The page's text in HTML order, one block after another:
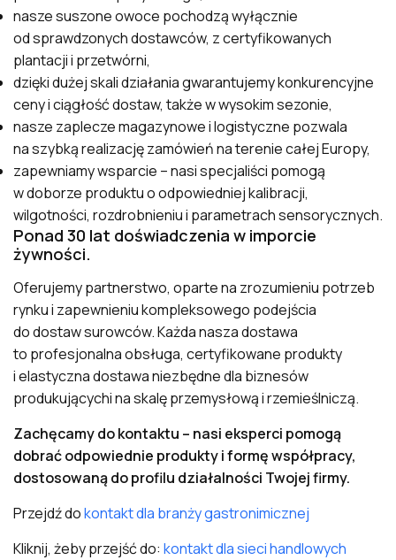
nasze suszone owoce pochodzą wyłącznie
od sprawdzonych dostawców, z certyfikowanych
plantacji i przetwórni,
dzięki dużej skali działania gwarantujemy konkurencyjne
ceny i ciągłość dostaw, także w wysokim sezonie,
nasze zaplecze magazynowe i logistyczne pozwala
na szybką realizację zamówień na terenie całej Europy,
zapewniamy wsparcie – nasi specjaliści pomogą
w doborze produktu o odpowiedniej kalibracji,
wilgotności, rozdrobnieniu i parametrach sensorycznych.
Ponad 30 lat doświadczenia w imporcie
żywności.
Oferujemy partnerstwo, oparte na zrozumieniu potrzeb
rynku i zapewnieniu kompleksowego podejścia
do dostaw surowców. Każda nasza dostawa
to profesjonalna obsługa, certyfikowane produkty
i elastyczna dostawa niezbędne dla biznesów
produkującychi na skalę przemysłową i rzemieślniczą.
Zachęcamy do kontaktu – nasi eksperci pomogą
dobrać odpowiednie produkty i formę współpracy,
dostosowaną do profilu działalności Twojej firmy.
Przejdź dokontakt dla branży gastronimicznej
Kliknij, żeby przejść do: kontakt dla sieci handlowych